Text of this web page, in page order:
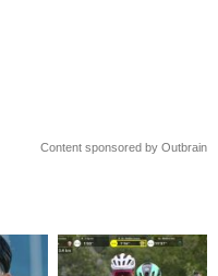
Content sponsored by Outbrain